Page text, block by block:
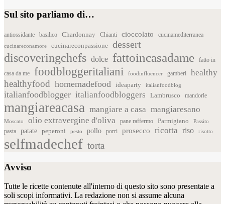
Sul sito parliamo di…
antiossidante basilico Chardonnay Chianti cioccolato cucinamediterranea
cucinareconamore cucinareconpassione dessert
discoveringchefs dolce fattoincasadame
fatto in
casa da me
foodbloggeritaliani foodinfluencer gamberi healthy
healthyfood homemadefood ideaparty italianfoodblog
italianfoodblogger italianfoodbloggers Lambrusco mandorle
mangiareacasa mangiare a casa mangiaresano
Moscato olio extravergine d'oliva pane raffermo Parmigiano Passito
pasta patate peperoni pesto pollo porri prosecco ricotta riso risotto
selfmadechef torta
Avviso
Tutte le ricette contenute all'interno di questo sito sono presentate a
soli scopi informativi. La redazione non si assume alcuna